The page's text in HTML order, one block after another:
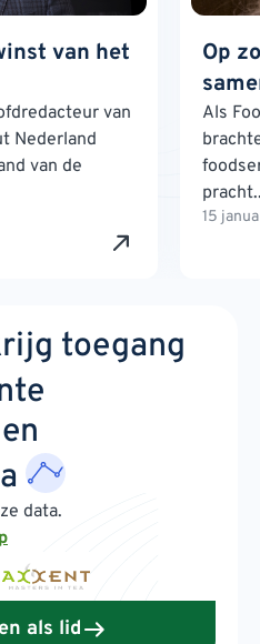
van het
van
Nederland
van de
Op
Als
15
toegang
data.
als lid